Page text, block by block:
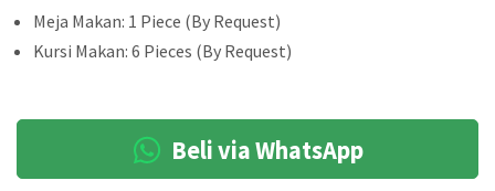
Meja Makan: 1 Piece (By Request)
Kursi Makan: 6 Pieces (By Request)
Beli via WhatsApp